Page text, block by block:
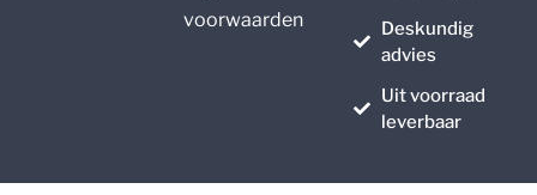
voorwaarden
Deskundig
advies
Uit voorraad
leverbaar